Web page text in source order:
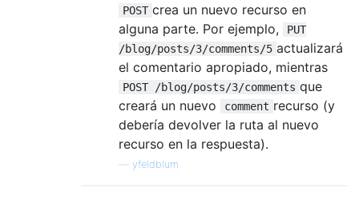
POST crea un nuevo recurso en
alguna parte. Por ejemplo,
PUT
/blog/posts/3/comments/5 actualizará
el comentario apropiado, mientras
POST /blog/posts/3/comments que
creará un nuevo
comment recurso (y
debería devolver la ruta al nuevo
recurso en la respuesta).
yfeldblum